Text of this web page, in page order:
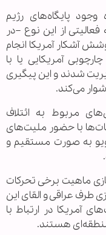
وجود پایگاه‌های رژیم
از این نوع –در
آشکار آمریکا انجام
آمریکایی یا با
شدند و این پیگیری
می‌کند.
مربوط به ائتلاف
با حضور ملیت‌های
به صورت مستقیم و
ماهیت برخی تحرکات
عراقی و القای این
آمریکا در ارتباط با
هستند.